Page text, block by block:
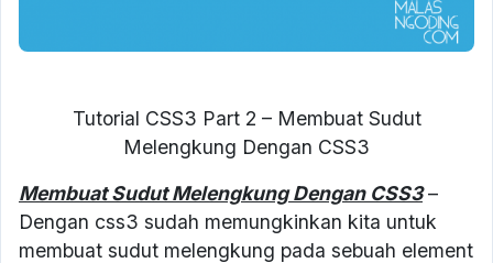
Tutorial CSS3 Part 2 – Membuat Sudut
Melengkung Dengan CSS3
Membuat Sudut Melengkung Dengan CSS3–
Dengan css3 sudah memungkinkan kita untuk
membuat sudut melengkung pada sebuah element